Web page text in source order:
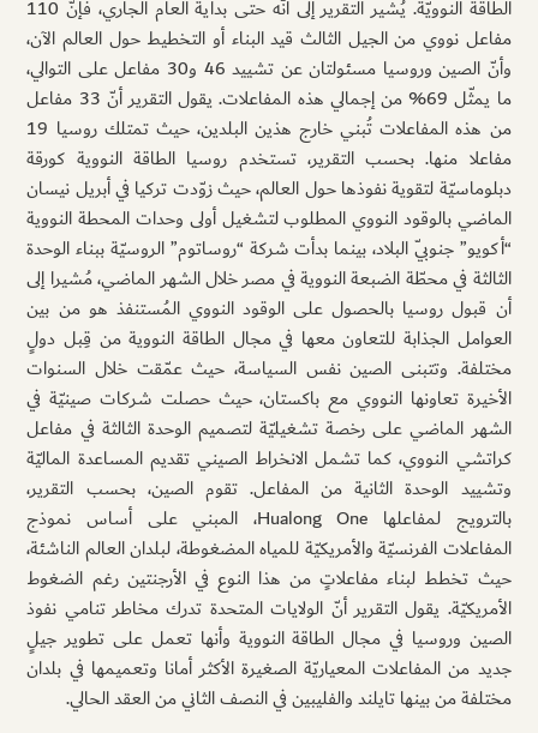
الطاقة النوويّة. يُشير التقرير إلى أنّه حتى بداية العام الجاري، فإنّ 110
مفاعل نووي من الجيل الثالث قيد البناء أو التخطيط حول العالم الآن،
وأنّ الصين وروسيا مسئولتان عن تشييد 46 و30 مفاعل على التوالي،
ما يمثّل 69% من إجمالي هذه المفاعلات. يقول التقرير أنّ 33 مفاعل
من هذه المفاعلات تُبني خارج هذين البلدين، حيث تمتلك روسيا 19
مفاعلا منها. بحسب التقرير، تستخدم روسيا الطاقة النووية كورقة
دبلوماسيّة لتقوية نفوذها حول العالم، حيث زوّدت تركيا في أبريل نيسان
الماضي بالوقود النووي المطلوب لتشغيل أولى وحدات المحطة النووية
“أكويو” جنوبيّ البلاد، بينما بدأت شركة “روساتوم” الروسيّة ببناء الوحدة
الثالثة في محطّة الضبعة النووية في مصر خلال الشهر الماضي، مُشيرا إلى
أن قبول روسيا بالحصول على الوقود النووي المُستنفذ هو من بين
العوامل الجذابة للتعاون معها في مجال الطاقة النووية من قِبل دولٍ
مختلفة. وتتبنى الصين نفس السياسة، حيث عمّقت خلال السنوات
الأخيرة تعاونها النووي مع باكستان، حيث حصلت شركات صينيّة في
الشهر الماضي على رخصة تشغيليّة لتصميم الوحدة الثالثة في مفاعل
كراتشي النووي، كما تشمل الانخراط الصيني تقديم المساعدة الماليّة
وتشييد الوحدة الثانية من المفاعل. تقوم الصين، بحسب التقرير،
بالترويج لمفاعلها Hualong One، المبني على أساس نموذج
المفاعلات الفرنسيّة والأمريكيّة للمياه المضغوطة، لبلدان العالم الناشئة،
حيث تخطط لبناء مفاعلاتٍ من هذا النوع في الأرجنتين رغم الضغوط
الأمريكيّة. يقول التقرير أنّ الولايات المتحدة تدرك مخاطر تنامي نفوذ
الصين وروسيا في مجال الطاقة النووية وأنها تعمل على تطوير جيلٍ
جديد من المفاعلات المعياريّة الصغيرة الأكثر أمانا وتعميمها في بلدان
مختلفة من بينها تايلند والفليبين في النصف الثاني من العقد الحالي.